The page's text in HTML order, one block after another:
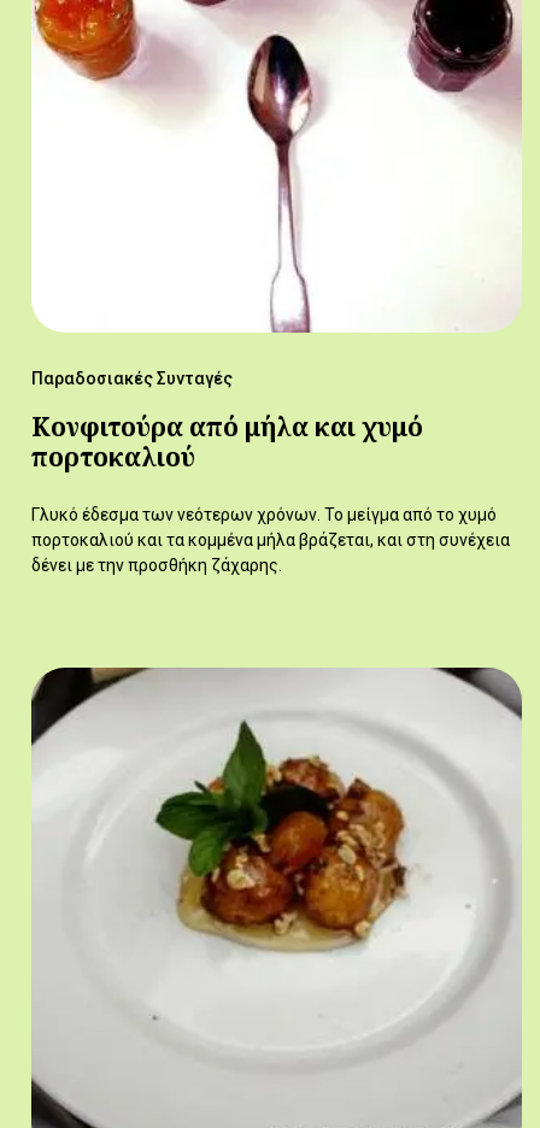
Παραδοσιακές Συνταγές
Κονφιτούρα από μήλα και χυμό
πορτοκαλιού
Γλυκό έδεσμα των νεότερων χρόνων. Το μείγμα από το χυμό
πορτοκαλιού και τα κομμένα μήλα βράζεται, και στη συνέχεια
δένει με την προσθήκη ζάχαρης.